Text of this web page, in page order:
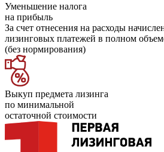
Уменьшение налога
на прибыль
За счет отнесения на расходы
лизинговых платежей в полном
(без нормирования)
Выкуп предмета лизинга
по минимальной
остаточной стоимости